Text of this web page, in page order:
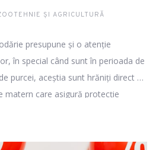
ȘI AGRICULTURĂ
presupune și o atenție
în special când sunt în perioada de
purcei, aceștia sunt hrăniți direct de
matern care asigură protecţie
în primele ore de viaţă. Articolul
mai multe informații pe această
la purcei după fătare, dar și alte